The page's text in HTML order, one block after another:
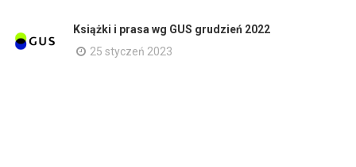
Książki i prasa wg GUS grudzień 2022
25 styczeń 2023